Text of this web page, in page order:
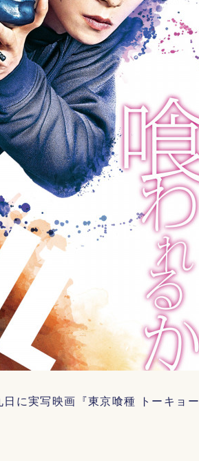
に実写映画『東京喰種 トーキョー